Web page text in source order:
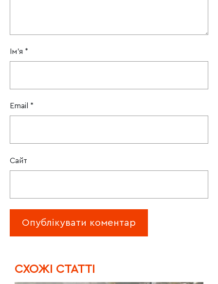
Ім'я *
Email *
Сайт
CХОЖІ СТАТТІ